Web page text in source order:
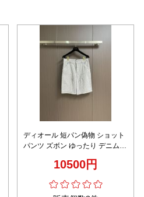
ディオール 短パン偽物 ショット
パンツ ズボン ゆったり デニム
10500円